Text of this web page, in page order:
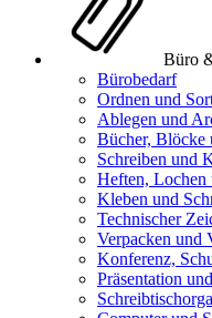
Büro
Bürobedarf
Ordnen und
Ablegen und
Bücher, Blöcke
Schreiben und
Heften, Lochen
Kleben und
Technischer
Verpacken und
Konferenz,
Präsentation